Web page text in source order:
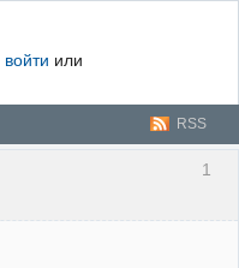
войти или
RSS
1